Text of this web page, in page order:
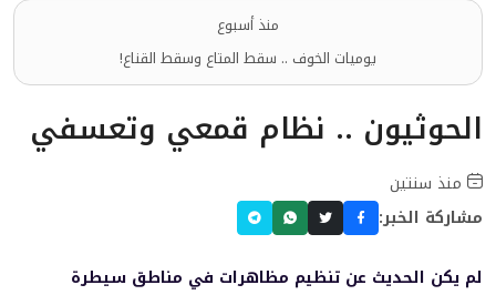
منذ أسبوع
يوميات الخوف .. سقط المتاع وسقط القناع!
الحوثيون .. نظام قمعي وتعسفي
منذ سنتين
مشاركة الخبر:
لم يكن الحديث عن تنظيم مظاهرات في مناطق سيطرة